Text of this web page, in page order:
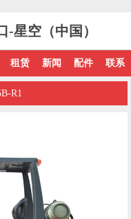
星空（中国）
租赁 新闻 配件 联系
R1